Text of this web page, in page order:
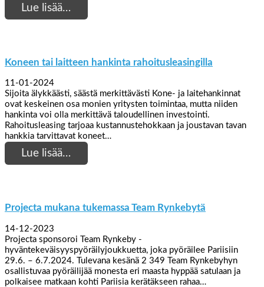
Lue lisää…
Koneen tai laitteen hankinta rahoitusleasingilla
11-01-2024
Sijoita älykkäästi, säästä merkittävästi Kone- ja laitehankinnat
ovat keskeinen osa monien yritysten toimintaa, mutta niiden
hankinta voi olla merkittävä taloudellinen investointi.
Rahoitusleasing tarjoaa kustannustehokkaan ja joustavan tavan
hankkia tarvittavat koneet…
Lue lisää…
Projecta mukana tukemassa Team Rynkebytä
14-12-2023
Projecta sponsoroi Team Rynkeby -
hyväntekeväisyyspyöräilyjoukkuetta, joka pyöräilee Pariisiin
29.6. – 6.7.2024. Tulevana kesänä 2 349 Team Rynkebyhyn
osallistuvaa pyöräilijää monesta eri maasta hyppää satulaan ja
polkaisee matkaan kohti Pariisia kerätäkseen rahaa…